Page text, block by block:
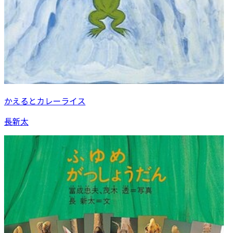
かえるとカレーライス
長新太